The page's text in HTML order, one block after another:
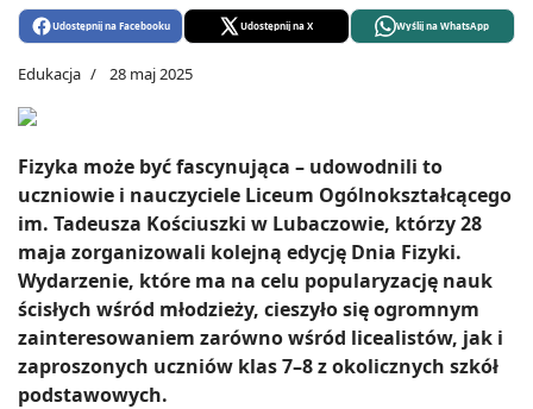
Udostępnij na Facebooku Udostępnij na X Wyślij na WhatsApp
Edukacja 28 maj 2025
Fizyka może być fascynująca – udowodnili to
uczniowie i nauczyciele Liceum Ogólnokształcącego
im. Tadeusza Kościuszki w Lubaczowie, którzy 28
maja zorganizowali kolejną edycję Dnia Fizyki.
Wydarzenie, które ma na celu popularyzację nauk
ścisłych wśród młodzieży, cieszyło się ogromnym
zainteresowaniem zarówno wśród licealistów, jak i
zaproszonych uczniów klas 7–8 z okolicznych szkół
podstawowych.